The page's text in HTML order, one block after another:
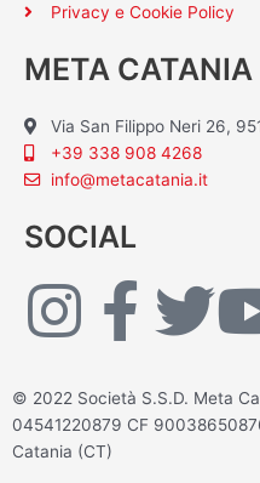
Privacy e Cookie Policy
META
Via San Filippo Neri 26,
+39 338 908 4268
info@metacatania.it
SOCIAL
I
s
F
a
c
T
i
© 2022 Società S.S.D. Meta
04541220879 CF
Catania (CT)